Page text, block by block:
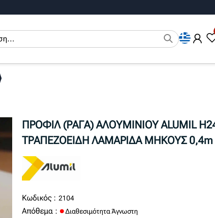
ΠΡΟΦΙΛ (ΡΑΓΑ) ΑΛΟΥΜΙΝΙΟΥ ALUMIL
ΤΡΑΠΕΖΟΕΙΔΗ ΛΑΜΑΡΙΔΑ ΜΗΚΟΥΣ 0,4m
Κωδικός : 2104
Απόθεμα : Διαθεσιμότητα Άγνωστη